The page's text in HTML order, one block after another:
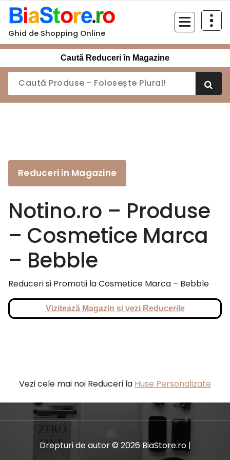
Sari
conținut
Ghid de Shopping Online
Caută Reduceri în Magazine
Reduceri in Magazine
Notino.ro – Produse
– Cosmetice Marca
– Bebble
Reduceri si Promotii la Cosmetice Marca – Bebble
Vizitează Magazin si vezi Reducerile
Vezi cele mai noi Reduceri la Huse Personalizate
Drepturi de autor © 2026 BiaStore.ro |